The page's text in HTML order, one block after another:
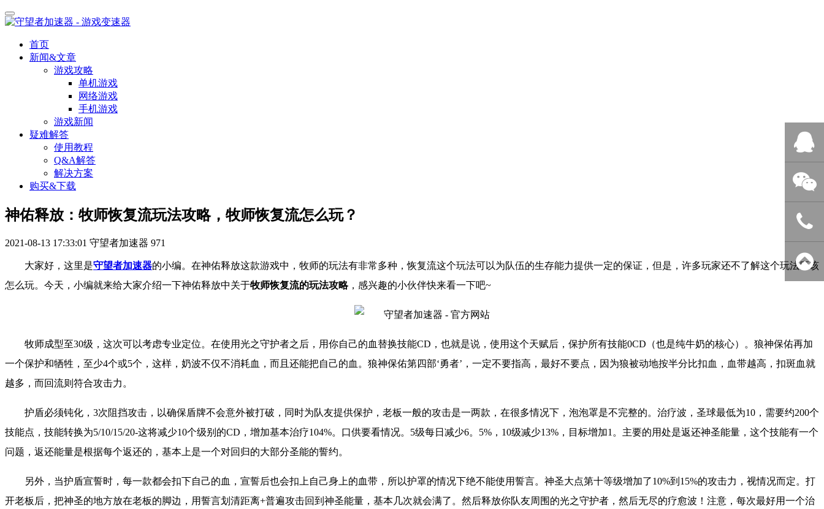
首页
新闻&文章
游戏攻略
单机游戏
网络游戏
手机游戏
游戏新闻
疑难解答
使用教程
Q&A解答
解决方案
购买&下载
神佑释放：牧师恢复流玩法攻略，牧师恢复流怎么玩？
2021-08-13 17:33:01 守望者加速器 971
大家好，这里是守望者加速器的小编。 在神佑释放这款游戏中，牧师的玩法有非常多种，恢复流这个玩法可以为队伍的生存能力提供一定的保证，但是，许多玩家还不了解这个玩法应该
怎么玩。 今天，小编就来给大家介绍一下神佑释放中关于牧师恢复流的玩法攻略， 感兴趣的小伙伴快来看一下吧~
牧师成型至30级，这次可以考虑专业定位。在使用光之守护者之后，用你自己的血替换技能CD，也就是说，使用这个天赋后，保护所有技能0CD（也是纯牛奶的核心）。狼神保佑再加
一个保护和牺牲，至少4个或5个，这样，奶波不仅不消耗血，而且还能把自己的血。狼神保佑第四部‘勇者’，一定不要指高，最好不要点，因为狼被动地按半分比扣血，血带越高，扣斑血就
越多，而回流则符合攻击力。
护盾必须钝化，3次阻挡攻击，以确保盾牌不会意外被打破，同时为队友提供保护，老板一般的攻击是一两款，在很多情况下，泡泡罩是不完整的。治疗波，圣球最低为10，需要约200个
技能点，技能转换为5/10/15/20-这将减少10个级别的CD，增加基本治疗104%。口供要看情况。5级每日减少6。5%，10级减少13%，目标增加1。主要的用处是返还神圣能量，这个技能有一个
问题，返还能量是根据每个返还的，基本上是一个对回归的大部分圣能的誓约。
另外，当护盾宣誓时，每一款都会扣下自己的血，宣誓后也会扣上自己身上的血带，所以护罩的情况下绝不能使用誓言。神圣大点第十等级增加了10%到15%的攻击力，视情况而定。打
开老板后，把神圣的地方放在老板的脚边，用誓言划清距离+普遍攻击回到神圣能量，基本几次就会满了。然后释放你队友周围的光之守护者，然后无尽的疗愈波！注意，每次最好用一个治
QQ客服
微信客服
400-838-